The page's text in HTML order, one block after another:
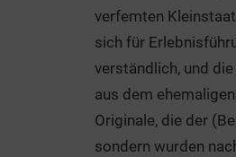
verfemten
sich für
verständlich, und
aus dem
Originale, die der
sondern wurden